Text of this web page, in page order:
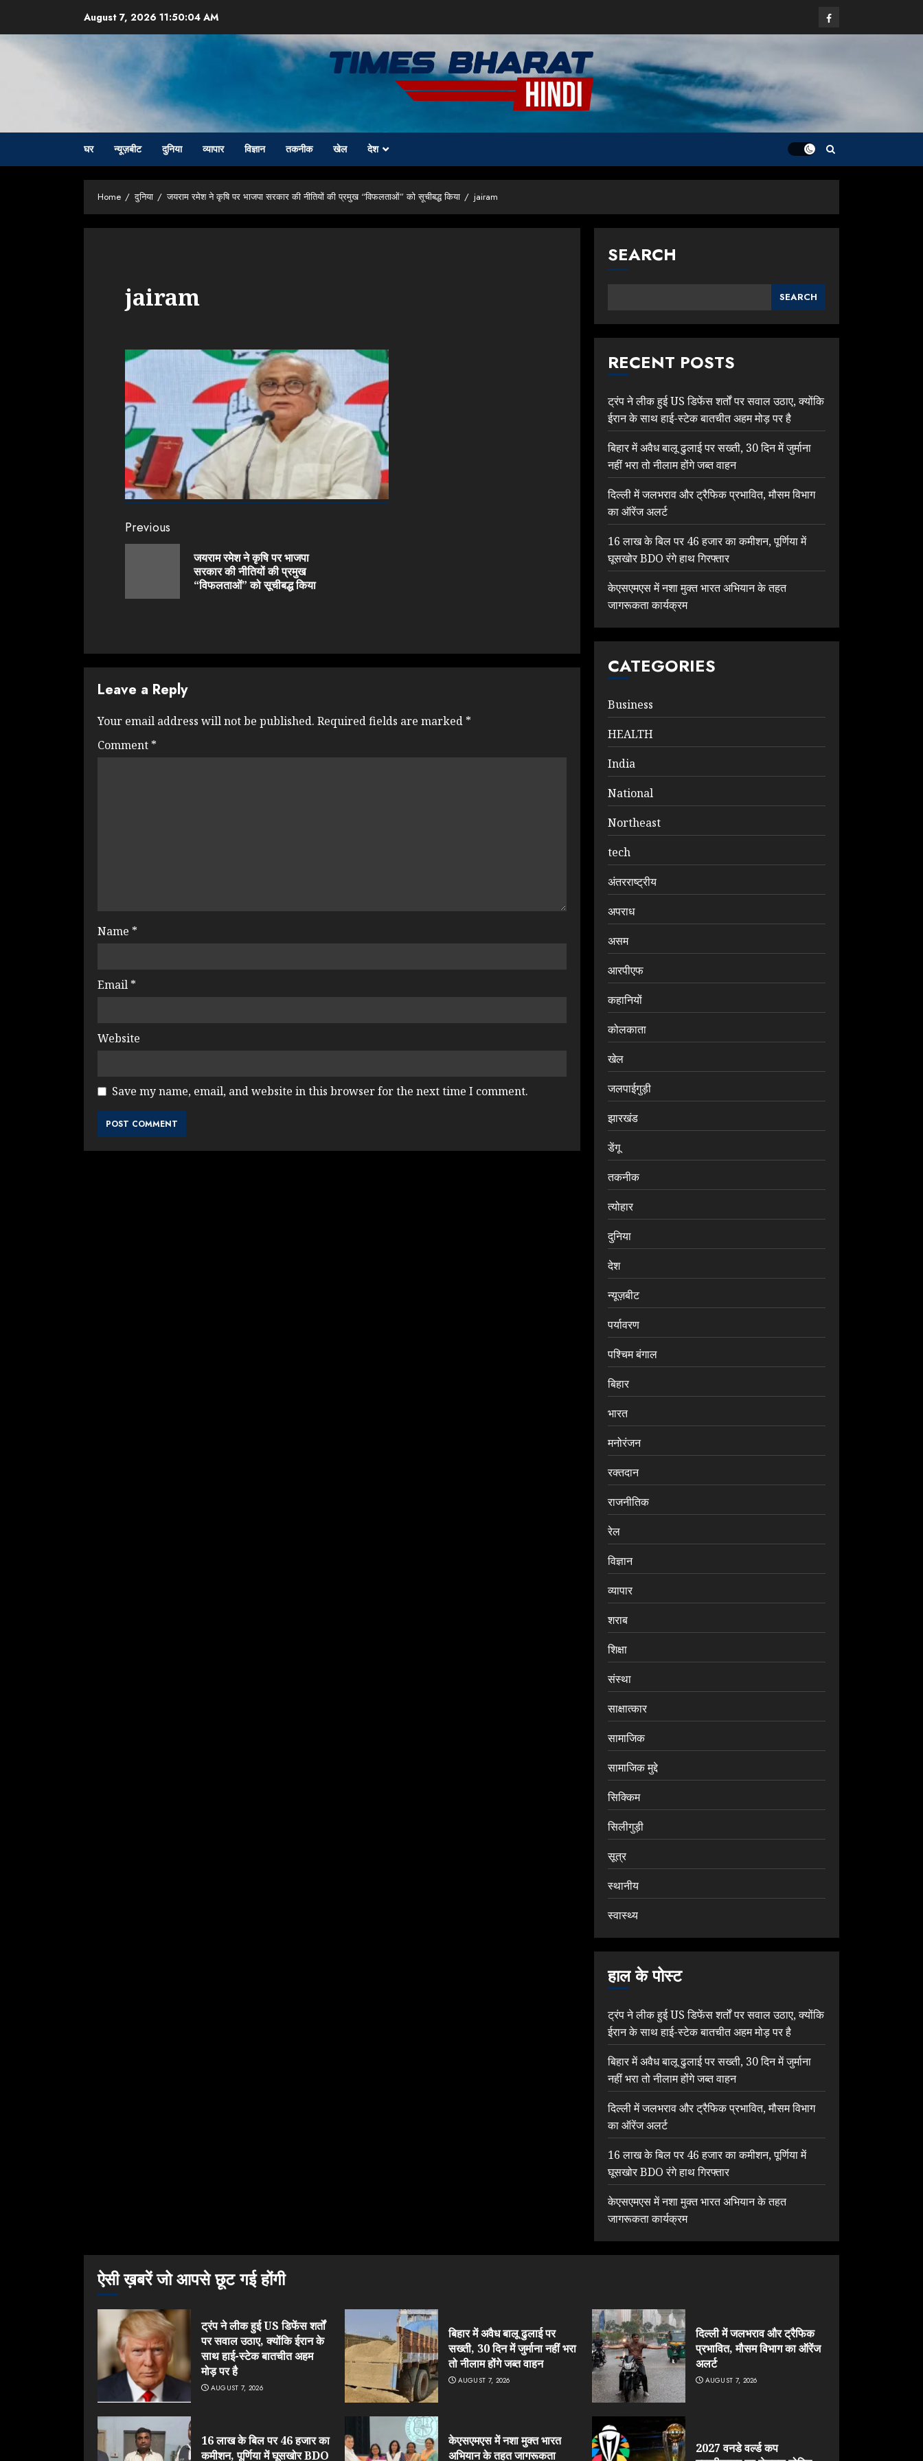
content
August 7, 2026 11:50:05 AM Facebook
घर न्यूज़बीट दुनिया व्यापार विज्ञान तकनीक खेल देश
Home दुनिया जयराम रमेश ने कृषि पर भाजपा सरकार की नीतियों की प्रमुख “विफलताओं” को सूचीबद्ध किया jairam
jairam
Continue
Reading
Previous
जयराम रमेश ने कृषि पर भाजपा
सरकार की नीतियों की प्रमुख
“विफलताओं” को सूचीबद्ध किया
Leave a Reply
Your email address will not be published. Required fields are marked *
Comment *
Name *
Email *
Website
Save my name, email, and website in this browser for the next time I comment.
SEARCH
SEARCH
RECENT POSTS
ट्रंप ने लीक हुई US डिफेंस शर्तों पर सवाल उठाए, क्योंकि
ईरान के साथ हाई-स्टेक बातचीत अहम मोड़ पर है
बिहार में अवैध बालू ढुलाई पर सख्ती, 30 दिन में जुर्माना
नहीं भरा तो नीलाम होंगे जब्त वाहन
दिल्ली में जलभराव और ट्रैफिक प्रभावित, मौसम विभाग
का ऑरेंज अलर्ट
16 लाख के बिल पर 46 हजार का कमीशन, पूर्णिया में
घूसखोर BDO रंगे हाथ गिरफ्तार
केएसएमएस में नशा मुक्त भारत अभियान के तहत
जागरूकता कार्यक्रम
CATEGORIES
Business
HEALTH
India
National
Northeast
tech
अंतरराष्ट्रीय
अपराध
असम
आरपीएफ
कहानियों
कोलकाता
खेल
जलपाईगुड़ी
झारखंड
डेंगू
तकनीक
त्योहार
दुनिया
देश
न्यूज़बीट
पर्यावरण
पश्चिम बंगाल
बिहार
भारत
मनोरंजन
रक्तदान
राजनीतिक
रेल
विज्ञान
व्यापार
शराब
शिक्षा
संस्था
साक्षात्कार
सामाजिक
सामाजिक मुद्दे
सिक्किम
सिलीगुड़ी
सूत्र
स्थानीय
स्वास्थ्य
हाल के पोस्ट
ट्रंप ने लीक हुई US डिफेंस शर्तों पर सवाल उठाए, क्योंकि
ईरान के साथ हाई-स्टेक बातचीत अहम मोड़ पर है
बिहार में अवैध बालू ढुलाई पर सख्ती, 30 दिन में जुर्माना
नहीं भरा तो नीलाम होंगे जब्त वाहन
दिल्ली में जलभराव और ट्रैफिक प्रभावित, मौसम विभाग
का ऑरेंज अलर्ट
16 लाख के बिल पर 46 हजार का कमीशन, पूर्णिया में
घूसखोर BDO रंगे हाथ गिरफ्तार
केएसएमएस में नशा मुक्त भारत अभियान के तहत
जागरूकता कार्यक्रम
ऐसी ख़बरें जो आपसे छूट गई होंगी
ट्रंप ने लीक हुई US डिफेंस शर्तों
पर सवाल उठाए, क्योंकि ईरान के
साथ हाई-स्टेक बातचीत अहम
मोड़ पर है
AUGUST 7, 2026
बिहार में अवैध बालू ढुलाई पर
सख्ती, 30 दिन में जुर्माना नहीं भरा
तो नीलाम होंगे जब्त वाहन
AUGUST 7, 2026
दिल्ली में जलभराव और ट्रैफिक
प्रभावित, मौसम विभाग का ऑरेंज
अलर्ट
AUGUST 7, 2026
16 लाख के बिल पर 46 हजार का
कमीशन, पूर्णिया में घूसखोर BDO
केएसएमएस में नशा मुक्त भारत
अभियान के तहत जागरूकता
2027 वनडे वर्ल्ड कप